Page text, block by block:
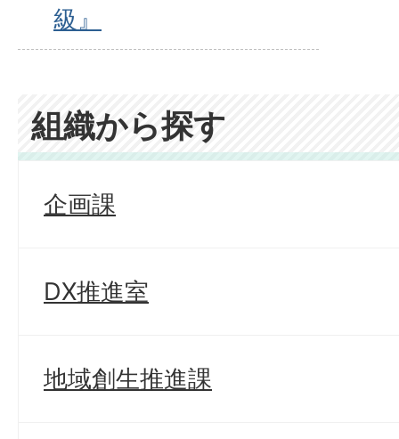
級』
組織から探す
企画課
DX推進室
地域創生推進課